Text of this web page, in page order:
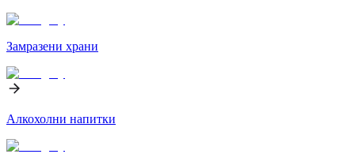
Замразени храни
Алкохолни напитки